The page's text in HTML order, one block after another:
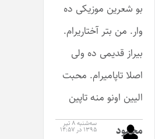
بو شعرین موزیکی ده
وار. من بتر آختاریرام.
بیراز قدیمی ده ولی
اصلا تاپامیرام. محبت
الیین اونو منه تاپین
محمود
سه‌شنبه ۸ تیر
۱۳۹۵ در ۱۴:۵۷